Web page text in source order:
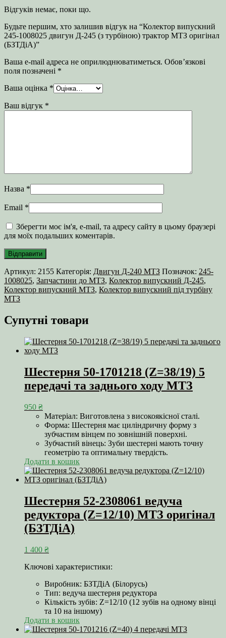
Відгуків немає, поки що.
Будьте першим, хто залишив відгук на “Колектор випускний
245-1008025 двигун Д-245 (з турбіною) трактор МТЗ оригінал
(БЗТДіА)”
Ваша e-mail адреса не оприлюднюватиметься. Обов’язкові
поля позначені *
Ваша оцінка *
Ваш відгук *
Назва *
Email *
Зберегти моє ім'я, e-mail, та адресу сайту в цьому браузері
для моїх подальших коментарів.
Артикул: 2155 Категорія: Двигун Д-240 МТЗ Позначок: 245-
1008025, Запчастини до МТЗ, Колектор випускний Д-245,
Колектор випускний МТЗ, Колектор випускний під турбіну
МТЗ
Супутні товари
Шестерня 50-1701218 (Z=38/19) 5
передачі та заднього ходу МТЗ
950 ₴
Матеріал: Виготовлена з високоякісної сталі.
Форма: Шестерня має циліндричну форму з
зубчастим вінцем по зовнішній поверхні.
Зубчастий вінець: Зуби шестерні мають точну
геометрію та оптимальну твердість.
Додати в кошик
Шестерня 52-2308061 ведуча
редуктора (Z=12/10) МТЗ оригінал
(БЗТДіА)
1 400 ₴
Ключові характеристики:
Виробник: БЗТДіА (Білорусь)
Тип: ведуча шестерня редуктора
Кількість зубів: Z=12/10 (12 зубів на одному вінці
та 10 на іншому)
Додати в кошик